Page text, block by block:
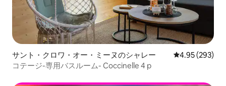
サント・クロワ・オー・ミーヌのシャレー レビュー293
4.95 (293)
コテージ-専用バスルーム- Coccinelle 4 p